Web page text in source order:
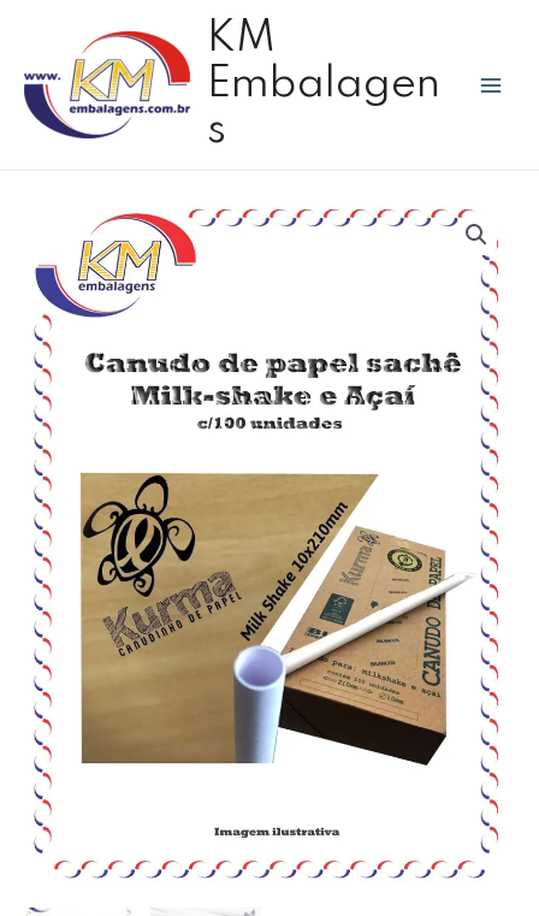
conteúdo
KM
Embalagen
s
papel
bio
branco
sachê
c/
100
unid
Kurma
quantidade